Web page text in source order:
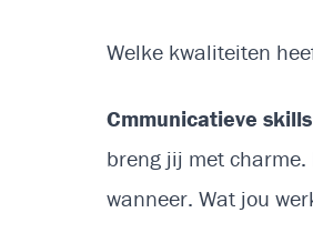
Welke kwaliteiten
Cmmunicatieve skills
breng jij met
wanneer. Wat jou